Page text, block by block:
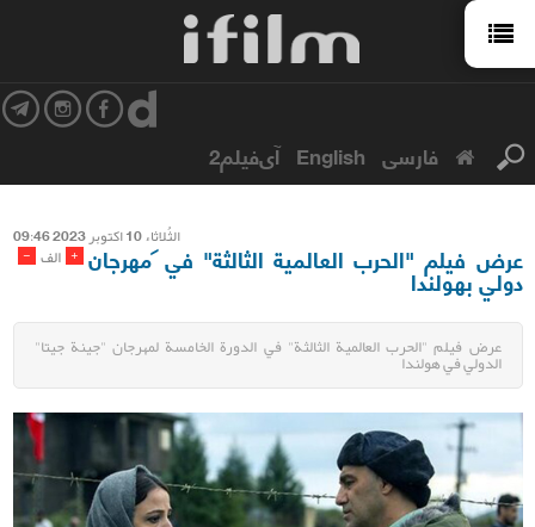
فارسی English آی‌فیلم2
الثُلاثاء 10 اکتوبر 2023 09:46
- الف + عرض فيلم "الحرب العالمية الثالثة" في مهرجان
دولي بهولندا
عرض فيلم "الحرب العالمية الثالثة" في الدورة الخامسة لمهرجان "جينة جيتا"
الدولي في هولندا